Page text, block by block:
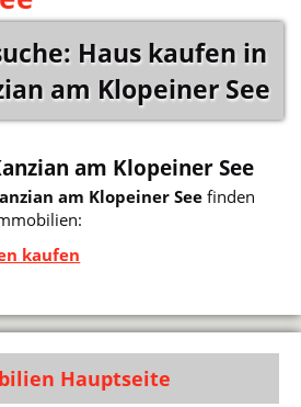
Haus kaufen in
am Klopeiner See
am Klopeiner See
am Klopeiner See finden
kaufen
Hauptseite